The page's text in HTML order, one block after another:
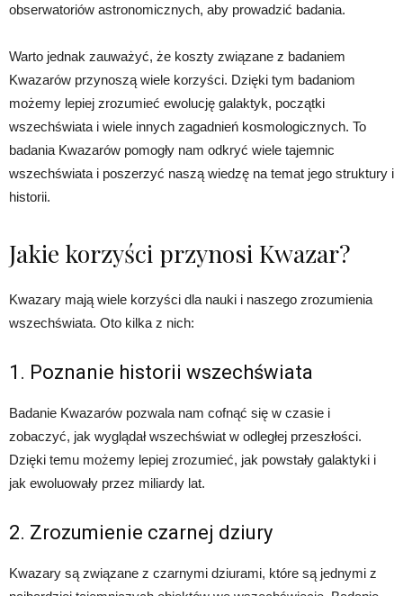
obserwatoriów astronomicznych, aby prowadzić badania.
Warto jednak zauważyć, że koszty związane z badaniem
Kwazarów przynoszą wiele korzyści. Dzięki tym badaniom
możemy lepiej zrozumieć ewolucję galaktyk, początki
wszechświata i wiele innych zagadnień kosmologicznych. To
badania Kwazarów pomogły nam odkryć wiele tajemnic
wszechświata i poszerzyć naszą wiedzę na temat jego struktury i
historii.
Jakie korzyści przynosi Kwazar?
Kwazary mają wiele korzyści dla nauki i naszego zrozumienia
wszechświata. Oto kilka z nich:
1. Poznanie historii wszechświata
Badanie Kwazarów pozwala nam cofnąć się w czasie i
zobaczyć, jak wyglądał wszechświat w odległej przeszłości.
Dzięki temu możemy lepiej zrozumieć, jak powstały galaktyki i
jak ewoluowały przez miliardy lat.
2. Zrozumienie czarnej dziury
Kwazary są związane z czarnymi dziurami, które są jednymi z